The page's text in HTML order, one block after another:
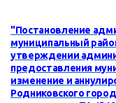
"Постановление
муниципальный
утверждении
предоставления
изменение и
Родниковского